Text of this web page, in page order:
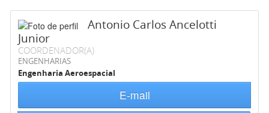
Antonio Carlos Ancelotti
Junior
COORDENADOR(A)
ENGENHARIAS
Engenharia Aeroespacial
E-mail